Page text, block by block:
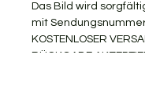
Das Bild wird
mit
KOSTENLOSER
RÜCKGABE